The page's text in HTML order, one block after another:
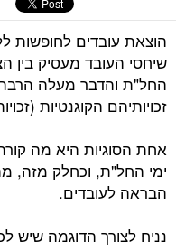
הוצאת עובדים
שיחסי העובד מעסיק בין
החל"ת והדבר מעלה הרבה
זכויותיהם הקוגנטיות
אחת הסוגיות היא מה
ימי החל"ת, וכחלק מזה,
הבראה לעובדים.
נניח לצורך הדוגמה שיש